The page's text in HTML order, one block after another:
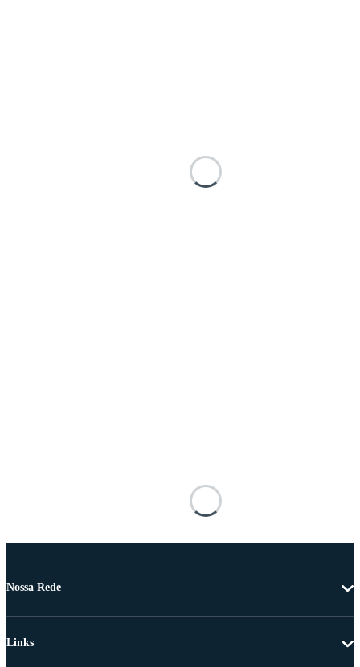
Nossa Rede
Links